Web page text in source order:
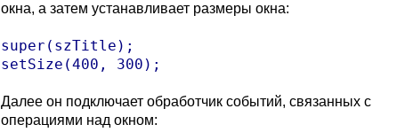
окна, а затем устанавливает размеры окна:
super(szTitle);
setSize(400, 300);
Далее он подключает обработчик событий, связанных с
операциями над окном: